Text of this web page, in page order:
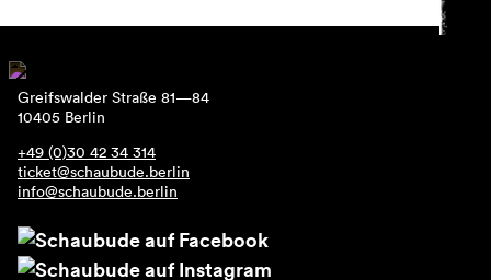
Greifswalder Straße 81—84
10405 Berlin
+49 (0)30 42 34 314
ticket@schaubude.berlin
info@schaubude.berlin